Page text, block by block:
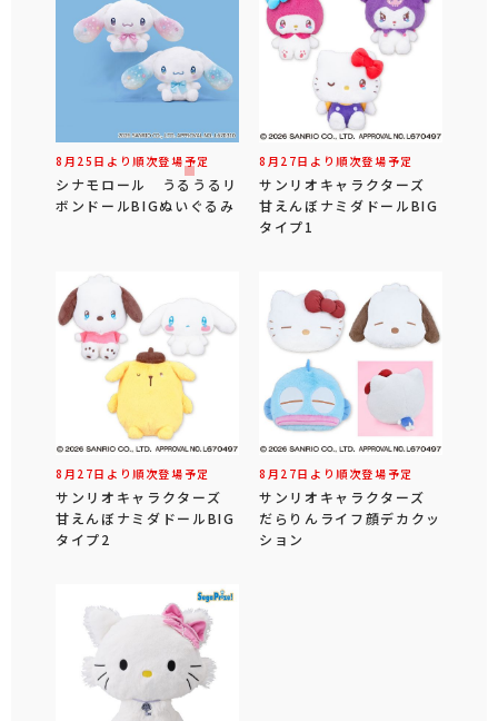
8月25日より順次登場予定
シナモロール うるうるリ
ボンドールBIGぬいぐるみ
8月27日より順次登場予定
サンリオキャラクターズ
甘えんぼナミダドールBIG
タイプ1
8月27日より順次登場予定
サンリオキャラクターズ
甘えんぼナミダドールBIG
タイプ2
8月27日より順次登場予定
サンリオキャラクターズ
だらりんライフ顔デカクッ
ション